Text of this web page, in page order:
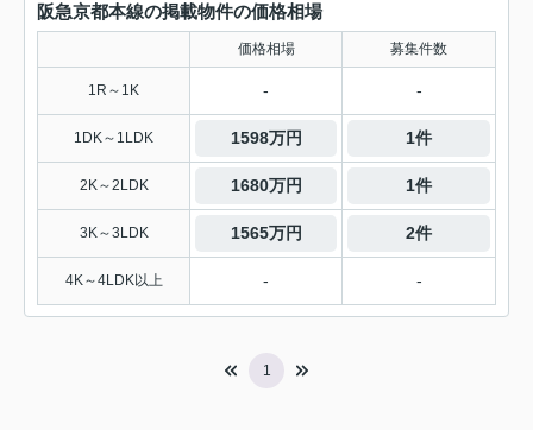
阪急京都本線の掲載物件の価格相場
価格相場 募集件数
1R～1K - -
1DK～1LDK 1598万円 1件
2K～2LDK 1680万円 1件
3K～3LDK 1565万円 2件
4K～4LDK以上 - -
1